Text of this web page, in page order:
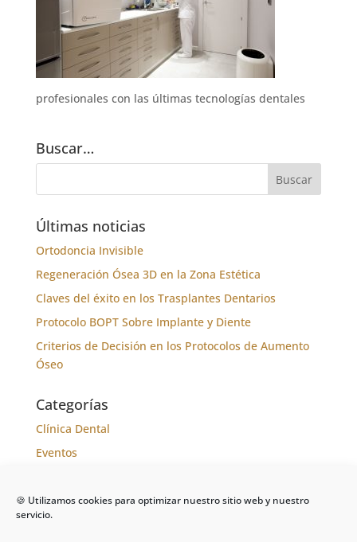
🍪 Utilizamos cookies para optimizar nuestro sitio web y nuestro
servicio.
profesionales con las últimas tecnologías dentales
Buscar…
Últimas noticias
Ortodoncia Invisible
Regeneración Ósea 3D en la Zona Estética
Claves del éxito en los Trasplantes Dentarios
Protocolo BOPT Sobre Implante y Diente
Criterios de Decisión en los Protocolos de Aumento
Óseo
Categorías
Clínica Dental
Eventos
Noticias